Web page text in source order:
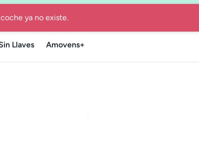
por 12 o 24 meses con todo incluido y entrega rápida?
Llaves Amovens+